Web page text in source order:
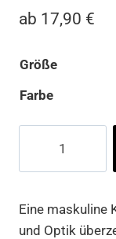
ab 17,90 €
Größe
Farbe
OMNIMESH
Menge
Eine maskuline
und Optik